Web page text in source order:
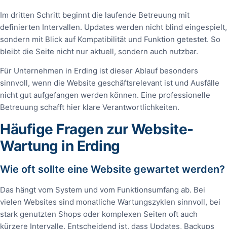
Im dritten Schritt beginnt die laufende Betreuung mit
definierten Intervallen. Updates werden nicht blind eingespielt,
sondern mit Blick auf Kompatibilität und Funktion getestet. So
bleibt die Seite nicht nur aktuell, sondern auch nutzbar.
Für Unternehmen in Erding ist dieser Ablauf besonders
sinnvoll, wenn die Website geschäftsrelevant ist und Ausfälle
nicht gut aufgefangen werden können. Eine professionelle
Betreuung schafft hier klare Verantwortlichkeiten.
Häufige Fragen zur Website-
Wartung in Erding
Wie oft sollte eine Website gewartet werden?
Das hängt vom System und vom Funktionsumfang ab. Bei
vielen Websites sind monatliche Wartungszyklen sinnvoll, bei
stark genutzten Shops oder komplexen Seiten oft auch
kürzere Intervalle. Entscheidend ist, dass Updates, Backups